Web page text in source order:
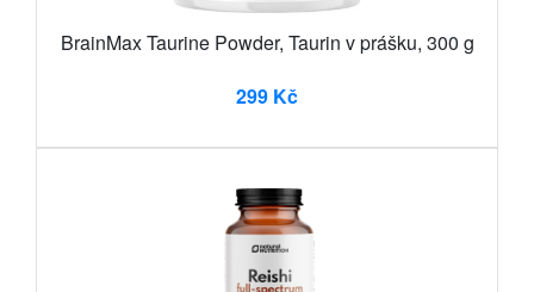
BrainMax Taurine Powder, Taurin v prášku, 300 g
299 Kč